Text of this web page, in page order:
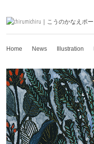
Home News Illustration